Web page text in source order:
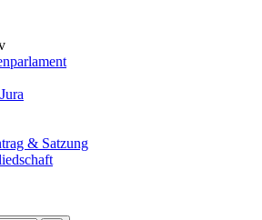
& Satzung